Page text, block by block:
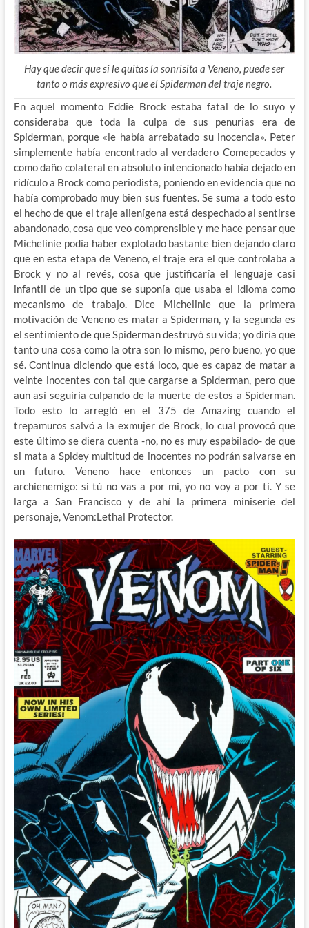
Hay que decir que si le quitas la sonrisita a Veneno, puede ser
tanto o más expresivo que el Spiderman del traje negro.
En aquel momento Eddie Brock estaba fatal de lo suyo y
consideraba que toda la culpa de sus penurias era de
Spiderman, porque «le había arrebatado su inocencia». Peter
simplemente había encontrado al verdadero Comepecados y
como daño colateral en absoluto intencionado había dejado en
ridículo a Brock como periodista, poniendo en evidencia que no
había comprobado muy bien sus fuentes. Se suma a todo esto
el hecho de que el traje alienígena está despechado al sentirse
abandonado, cosa que veo comprensible y me hace pensar que
Michelinie podía haber explotado bastante bien dejando claro
que en esta etapa de Veneno, el traje era el que controlaba a
Brock y no al revés, cosa que justificaría el lenguaje casi
infantil de un tipo que se suponía que usaba el idioma como
mecanismo de trabajo. Dice Michelinie que la primera
motivación de Veneno es matar a Spiderman, y la segunda es
el sentimiento de que Spiderman destruyó su vida; yo diría que
tanto una cosa como la otra son lo mismo, pero bueno, yo que
sé. Continua diciendo que está loco, que es capaz de matar a
veinte inocentes con tal que cargarse a Spiderman, pero que
aun así seguiría culpando de la muerte de estos a Spiderman.
Todo esto lo arregló en el 375 de Amazing cuando el
trepamuros salvó a la exmujer de Brock, lo cual provocó que
este último se diera cuenta -no, no es muy espabilado- de que
si mata a Spidey multitud de inocentes no podrán salvarse en
un futuro. Veneno hace entonces un pacto con su
archienemigo: si tú no vas a por mi, yo no voy a por ti. Y se
larga a San Francisco y de ahí la primera miniserie del
personaje, Venom:Lethal Protector.